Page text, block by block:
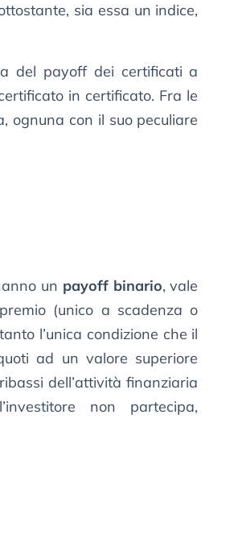
sia essa un indice,
del payoff dei certificati a
in certificato. Fra le
ognuna con il suo peculiare
un payoff binario, vale
(unico a scadenza o
l’unica condizione che il
ad un valore superiore
dell’attività finanziaria
non partecipa,